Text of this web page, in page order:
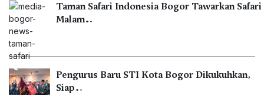
Taman Safari Indonesia Bogor Tawarkan Safari
Malam…
Pengurus Baru STI Kota Bogor Dikukuhkan,
Siap…